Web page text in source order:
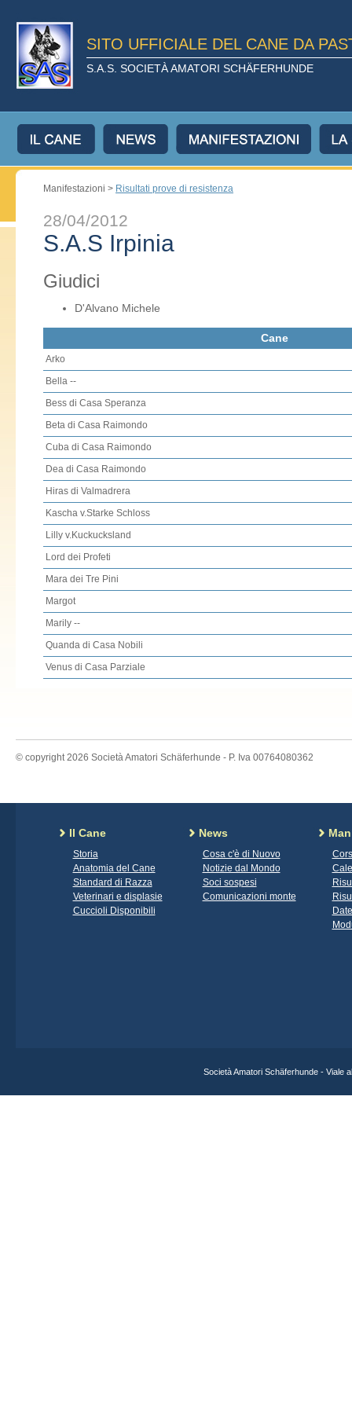
SITO UFFICIALE DEL CANE DA
S.A.S. SOCIETÀ AMATORI SCHÄFERHUNDE
Manifestazioni > Risultati prove di resistenza
28/04/2012
S.A.S Irpinia
Giudici
D'Alvano Michele
Cane
Arko
Bella --
Bess di Casa Speranza
Beta di Casa Raimondo
Cuba di Casa Raimondo
Dea di Casa Raimondo
Hiras di Valmadrera
Kascha v.Starke Schloss
Lilly v.Kuckucksland
Lord dei Profeti
Mara dei Tre Pini
Margot
Marily --
Quanda di Casa Nobili
Venus di Casa Parziale
© copyright 2026 Società Amatori Schäferhunde - P. Iva 00764080362
Il Cane
Storia
Anatomia del Cane
Standard di Razza
Veterinari e displasie
Cuccioli Disponibili
News
Cosa c'è di Nuovo
Notizie dal Mondo
Soci sospesi
Comunicazioni monte
Società Amatori Schäferhunde - Viale